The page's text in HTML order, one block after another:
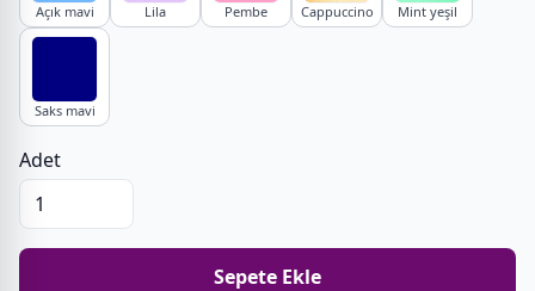
Açık mavi Lila Pembe Cappuccino Mint yeşil
Saks mavi
Adet
Sepete Ekle